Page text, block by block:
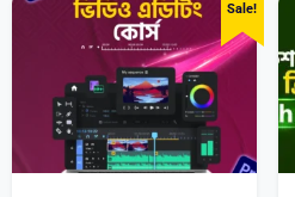
Sale!